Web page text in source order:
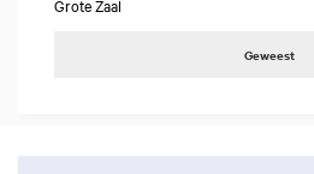
Grote Zaal
Geweest